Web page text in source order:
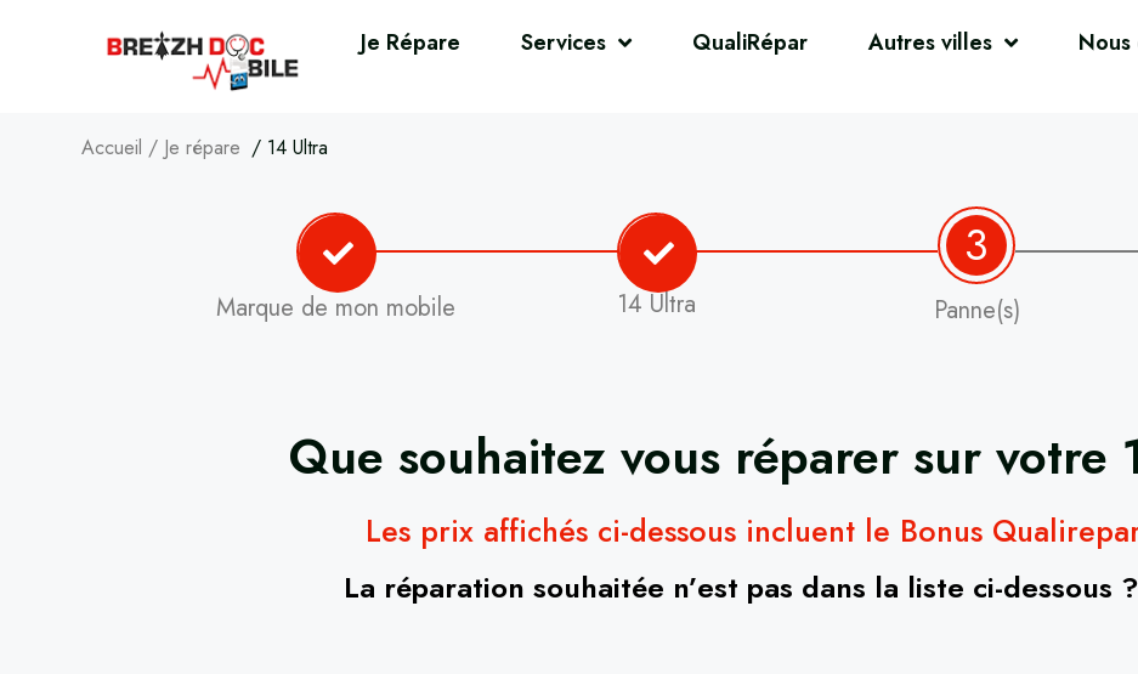
Je Répare Services QualiRépar Autres villes
Accueil / Je répare / 14 Ultra
Marque de mon mobile 14 Ultra
3
Panne(s)
Que souhaitez vous réparer sur votre
Les prix affichés ci-dessous incluent le Bonus
La réparation souhaitée n’est pas dans la liste ci-dessous